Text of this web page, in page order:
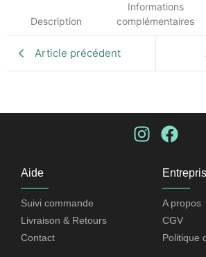
Description
Informations
complémentaires
Article précédent
Aide
Suivi commande​
Livraison & Retours
Contact
A propos​
CGV
Politique